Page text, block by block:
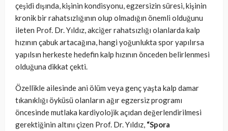
çeşidi dışında, kişinin kondisyonu, egzersizin süresi, kişinin
kronik bir rahatsızlığının olup olmadığın önemli olduğunu
ileten Prof. Dr. Yıldız, akciğer rahatsızlığı olanlarda kalp
hızının çabuk artacağına, hangi yoğunlukta spor yapılırsa
yapılsın herkeste hedefin kalp hızının önceden belirlenmesi
olduğuna dikkat çekti.
Özellikle ailesinde ani ölüm veya genç yaşta kalp damar
tıkanıklığı öyküsü olanların ağır egzersiz programı
öncesinde mutlaka kardiyolojik açıdan değerlendirilmesi
gerektiğinin altını çizen Prof. Dr. Yıldız, “Spora